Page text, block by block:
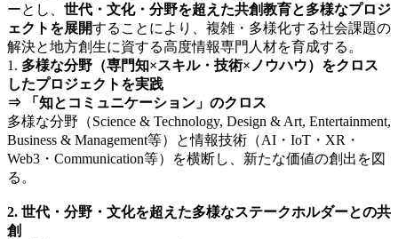
ーとし、 世代・文化・分野を超えた共創教育と多様なプロジ
ェクトを展開することにより、複雑・多様化する社会課題の
解決と地方創生に資する高度情報専門人材を育成する。
1. 多様な分野（専門知×スキル・技術×ノウハウ）をクロス
したプロジェクトを実践
⇒ 「知とコミュニケーション」のクロス
多様な分野（Science & Technology, Design & Art, Entertainment,
Business & Management等）と情報技術（AI・IoT・XR・
Web3・Communication等）を横断し、新たな価値の創出を図
る。
2. 世代・分野・文化を超えた多様なステークホルダーとの共
創